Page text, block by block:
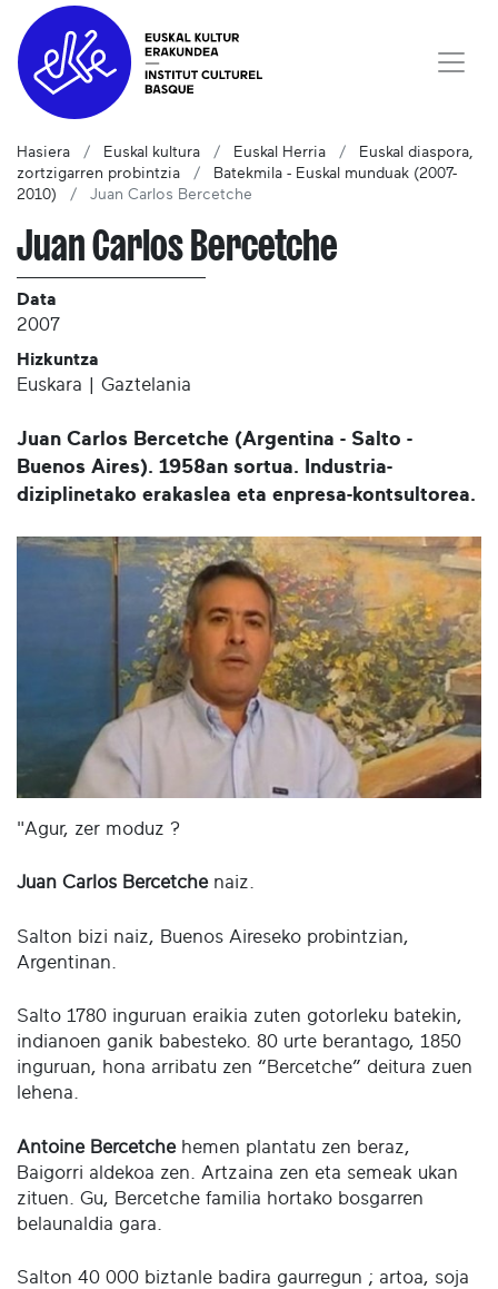
Hasiera Euskal kultura Euskal Herria
Euskal diaspora,
zortzigarren probintzia
Batekmila - Euskal munduak (2007-
2010)
Juan Carlos Bercetche
Juan Carlos Bercetche
Data
2007
Hizkuntza
Euskara | Gaztelania
Juan Carlos Bercetche (Argentina - Salto -
Buenos Aires). 1958an sortua. Industria-
diziplinetako erakaslea eta enpresa-kontsultorea.
"Agur, zer moduz ?
Juan Carlos Bercetchenaiz.
Salton bizi naiz, Buenos Aireseko probintzian,
Argentinan.
Salto 1780 inguruan eraikia zuten gotorleku batekin,
indianoen ganik babesteko. 80 urte berantago, 1850
inguruan, hona arribatu zen “Bercetche” deitura zuen
lehena.
Antoine Bercetchehemen plantatu zen beraz,
Baigorri aldekoa zen. Artzaina zen eta semeak ukan
zituen. Gu, Bercetche familia hortako bosgarren
belaunaldia gara.
Salton 40 000 biztanle badira gaurregun ; artoa, soja